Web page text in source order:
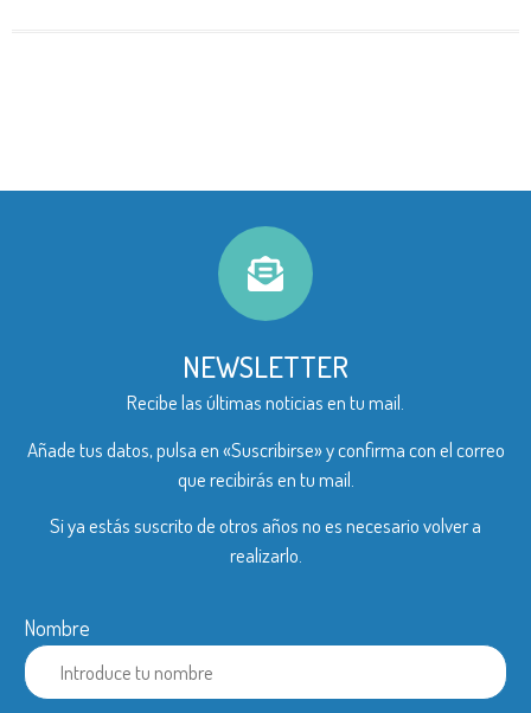
NEWSLETTER
Recibe las últimas noticias en tu mail.
Añade tus datos, pulsa en «Suscribirse» y confirma con el correo
que recibirás en tu mail.
Si ya estás suscrito de otros años no es necesario volver a
realizarlo.
Nombre